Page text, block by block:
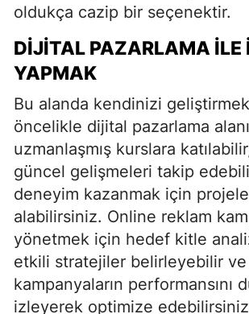
oldukça cazip bir seçenektir.
DIJITAL PAZARLAMA İLE
YAPMAK
Bu alanda kendinizi
öncelikle dijital pazarlama
uzmanlaşmış kurslara
güncel gelişmeleri takip
deneyim kazanmak için
alabilirsiniz. Online reklam
yönetmek için hedef kitle
etkili stratejiler belirleyebilir ve
kampanyaların performansını
izleyerek optimize